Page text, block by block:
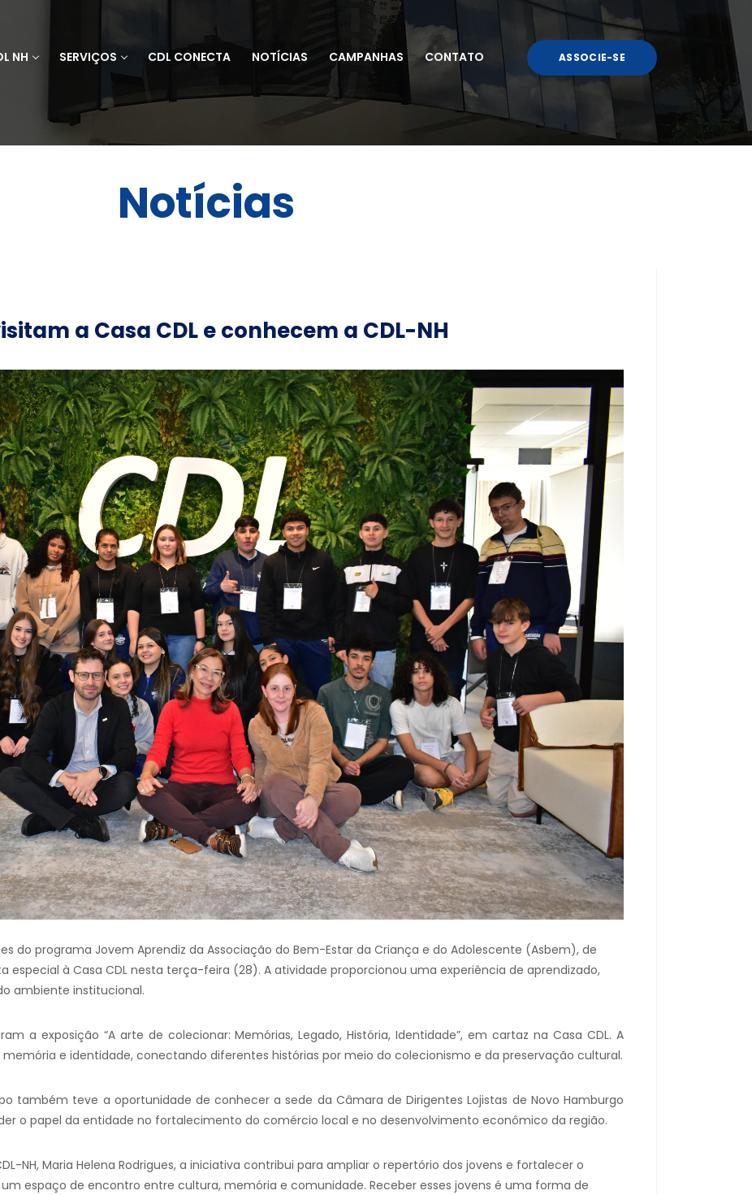
NH SERVIÇOS CDL CONECTA NOTÍCIAS CAMPANHAS CONTATO ASSOCIE-SE
Notícias
a Casa CDL e conhecem a CDL-NH
do programa Jovem Aprendiz da Associação do Bem-Estar da Criança e do Adolescente (Asbem), de
especial à Casa CDL nesta terça-feira (28). A atividade proporcionou uma experiência de aprendizado,
ambiente institucional.
a exposição “A arte de colecionar: Memórias, Legado, História, Identidade”, em cartaz na Casa CDL. A
e identidade, conectando diferentes histórias por meio do colecionismo e da preservação cultural.
também teve a oportunidade de conhecer a sede da Câmara de Dirigentes Lojistas de Novo Hamburgo
o papel da entidade no fortalecimento do comércio local e no desenvolvimento econômico da região.
NH, Maria Helena Rodrigues, a iniciativa contribui para ampliar o repertório dos jovens e fortalecer o
um espaço de encontro entre cultura, memória e comunidade. Receber esses jovens é uma forma de